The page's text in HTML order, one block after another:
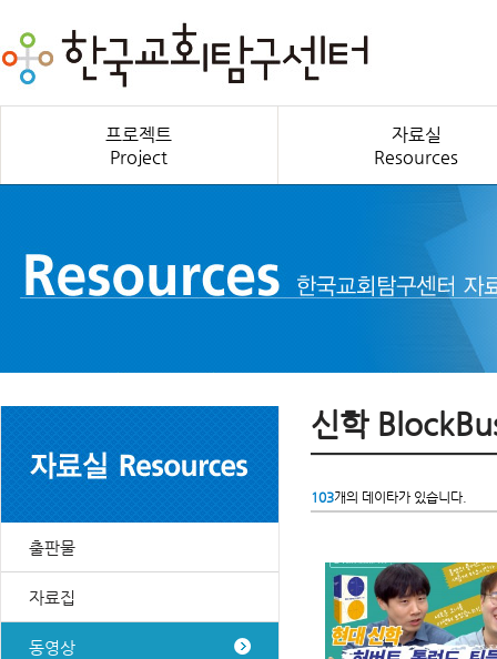
프로젝트
Project
자료실
Resources
출판물
자료집
동영상
신학
103개의 데이타가 있습니다.